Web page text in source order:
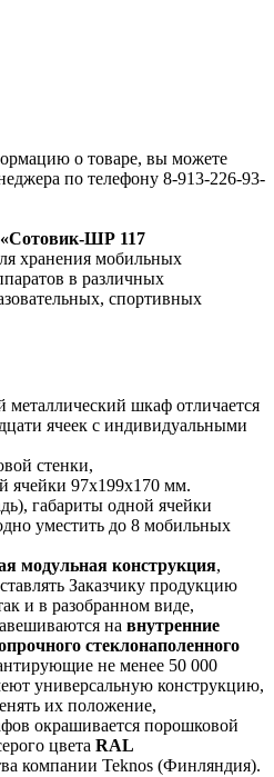
о товаре, вы можете
по телефону 8-913-226-93-
«Сотовик-ШР 117
хранения мобильных
в различных
спортивных
металлический шкаф отличается
ячеек с индивидуальными
стенки,
ячейки 97х199х170 мм.
габариты одной ячейки
уместить до 8 мобильных
модульная конструкция,
Заказчику продукцию
и в разобранном виде,
на внутренние
стеклонаполенного
не менее 50 000
универсальную конструкцию,
их положение,
окрашивается порошковой
цвета RAL
компании Teknos (Финляндия).